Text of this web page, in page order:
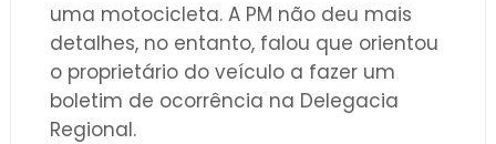
uma motocicleta. A PM não deu mais
detalhes, no entanto, falou que orientou
o proprietário do veículo a fazer um
boletim de ocorrência na Delegacia
Regional.